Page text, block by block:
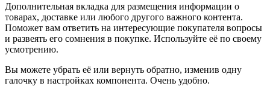
Дополнительная вкладка для размещения информации о
товарах, доставке или любого другого важного контента.
Поможет вам ответить на интересующие покупателя вопросы
и развеять его сомнения в покупке. Используйте её по своему
усмотрению.
Вы можете убрать её или вернуть обратно, изменив одну
галочку в настройках компонента. Очень удобно.